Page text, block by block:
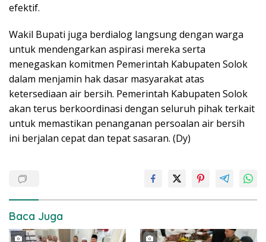
efektif.
Wakil Bupati juga berdialog langsung dengan warga
untuk mendengarkan aspirasi mereka serta
menegaskan komitmen Pemerintah Kabupaten Solok
dalam menjamin hak dasar masyarakat atas
ketersediaan air bersih. Pemerintah Kabupaten Solok
akan terus berkoordinasi dengan seluruh pihak terkait
untuk memastikan penanganan persoalan air bersih
ini berjalan cepat dan tepat sasaran. (Dy)
Baca Juga